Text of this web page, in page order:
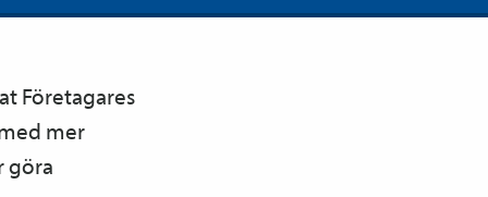
Företagares
mer
göra